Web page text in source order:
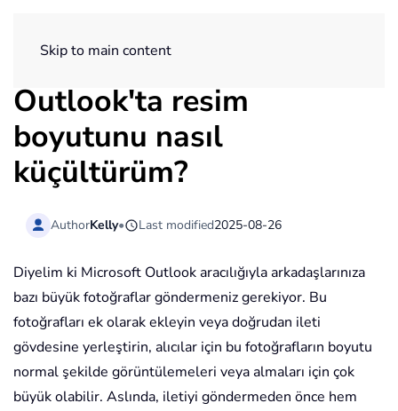
Skip to main content
Outlook'ta resim
boyutunu nasıl
küçültürüm?
AuthorKelly• Last modified2025-08-26
Diyelim ki Microsoft Outlook aracılığıyla arkadaşlarınıza
bazı büyük fotoğraflar göndermeniz gerekiyor. Bu
fotoğrafları ek olarak ekleyin veya doğrudan ileti
gövdesine yerleştirin, alıcılar için bu fotoğrafların boyutu
normal şekilde görüntülemeleri veya almaları için çok
büyük olabilir. Aslında, iletiyi göndermeden önce hem